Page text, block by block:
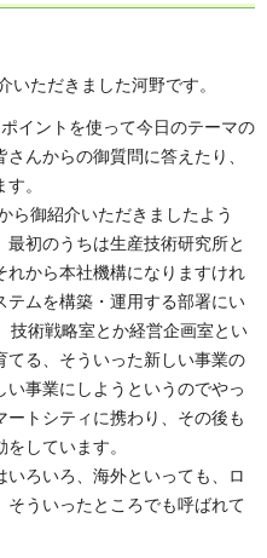
いただきました河野です。
イントを使って今日のテーマの
んからの御質問に答えたり、
。
ら御紹介いただきましたよう
初のうちは生産技術研究所と
れから本社機構になりますけれ
テムを構築・運用する部署にい
技術戦略室とか経営企画室とい
てる、そういった新しい事業の
事業にしようというのでやっ
トシティに携わり、その後も
しています。
いろいろ、海外といっても、ロ
ういったところでも呼ばれて